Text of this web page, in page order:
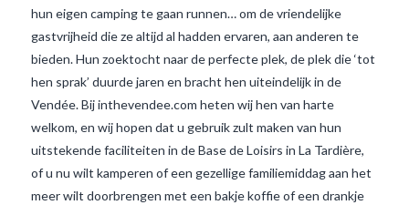
VIEW POST
hun eigen camping te gaan runnen… om de vriendelijke
gastvrijheid die ze altijd al hadden ervaren, aan anderen te
bieden. Hun zoektocht naar de perfecte plek, de plek die ‘tot
hen sprak’ duurde jaren en bracht hen uiteindelijk in de
Vendée. Bij inthevendee.com heten wij hen van harte
welkom, en wij hopen dat u gebruik zult maken van hun
uitstekende faciliteiten in de Base de Loisirs in La Tardière,
of u nu wilt kamperen of een gezellige familiemiddag aan het
meer wilt doorbrengen met een bakje koffie of een drankje